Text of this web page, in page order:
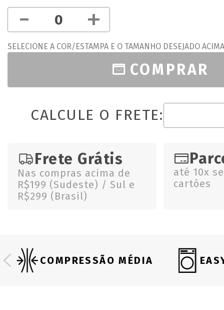
- +
SELECIONE A COR/ESTAMPA E O TAMANHO DESEJADO ACIMA
COMPRAR
CALCULE O FRETE:
Frete Grátis
Nas compras acima de
R$199 (Sudeste) / Sul e
R$299 (Brasil)
até 10x
cartões
COMPRESSÃO MÉDIA